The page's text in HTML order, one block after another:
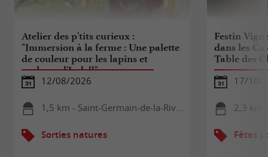
Atelier des p'tits curieux :
"Immersion à la ferme : Une palette
de couleur pour les lapins et
cochons d'Inde!!"
12/08/2026
1,5 km - Saint-Germain-de-la-Rivière
Sorties natures
Festin
dans les
Table des
17/10/
2,3 km
Fêtes